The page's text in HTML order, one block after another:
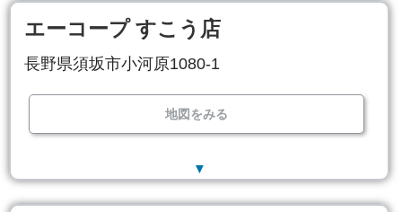
エーコープ すこう店
長野県須坂市小河原1080-1
地図をみる
▼